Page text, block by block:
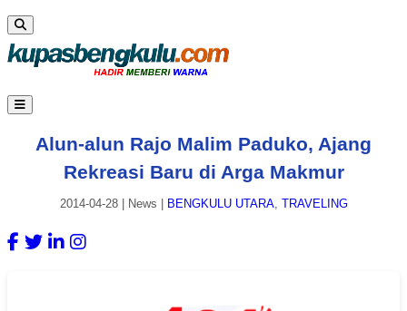
Alun-alun Rajo Malim Paduko, Ajang
Rekreasi Baru di Arga Makmur
2014-04-28| News BENGKULU UTARA, TRAVELING